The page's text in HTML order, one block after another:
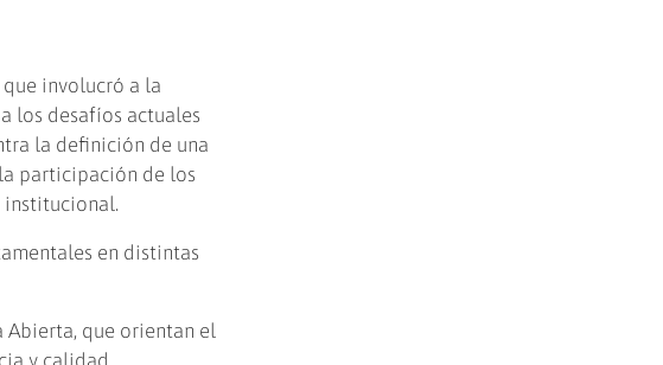
involucró a la
los desafíos actuales
la definición de una
participación de los
institucional.
en distintas
que orientan el
y calidad.